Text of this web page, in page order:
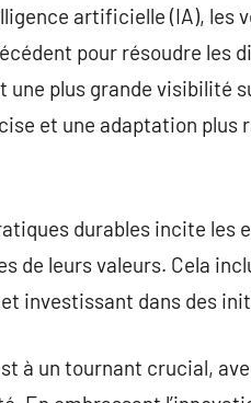
artificielle (IA), les
pour résoudre les
plus grande visibilité
et une adaptation plus
durables incite les
de leurs valeurs. Cela
investissant dans des
à un tournant crucial,